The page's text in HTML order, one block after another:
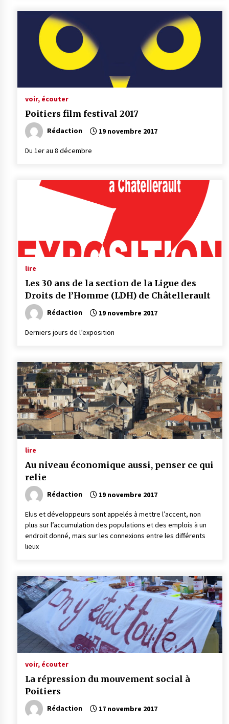
voir, écouter
Poitiers film festival 2017
Rédaction 19 novembre 2017
Du 1er au 8 décembre
lire
Les 30 ans de la section de la Ligue des
Droits de l’Homme (LDH) de Châtellerault
Rédaction 19 novembre 2017
Derniers jours de l’exposition
lire
Au niveau économique aussi, penser ce qui
relie
Rédaction 19 novembre 2017
Elus et développeurs sont appelés à mettre l’accent, non
plus sur l’accumulation des populations et des emplois à un
endroit donné, mais sur les connexions entre les différents
lieux
voir, écouter
La répression du mouvement social à
Poitiers
Rédaction 17 novembre 2017